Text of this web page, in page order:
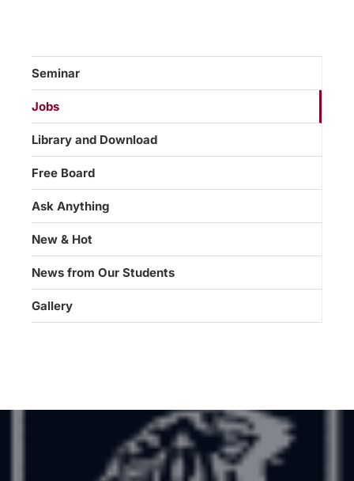
Seminar
Jobs
Library and Download
Free Board
Ask Anything
New & Hot
News from Our Students
Gallery